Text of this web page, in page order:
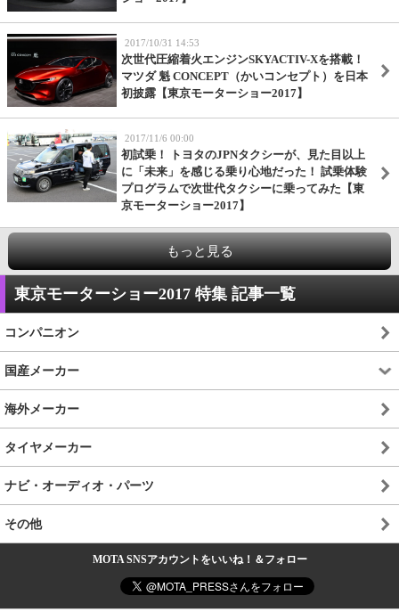
2017/10/31 14:53
次世代圧縮着火エンジンSKYACTIV-Xを搭載！
マツダ 魁 CONCEPT（かいコンセプト）を日本
初披露【東京モーターショー2017】
2017/11/6 00:00
初試乗！ トヨタのJPNタクシーが、見た目以上
に「未来」を感じる乗り心地だった！ 試乗体験
プログラムで次世代タクシーに乗ってみた【東
京モーターショー2017】
もっと見る
東京モーターショー2017 特集 記事一覧
コンパニオン
国産メーカー
海外メーカー
タイヤメーカー
ナビ・オーディオ・パーツ
その他
MOTA SNSアカウントをいいね！＆フォロー